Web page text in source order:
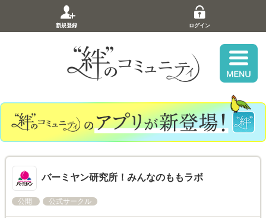
新規登録 ログイン
バーミヤン研究所！みんなのももラボ
公開 公式サークル